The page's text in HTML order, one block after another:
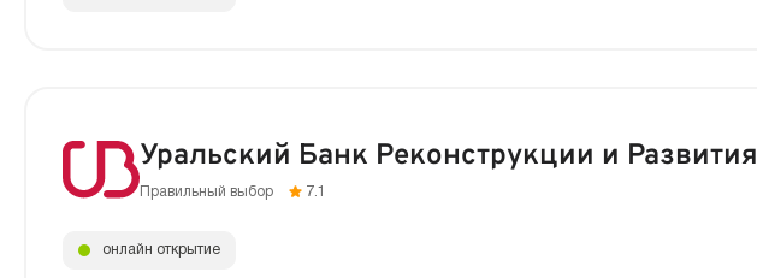
Уральский Банк Реконструкции и Развития
Правильный выбор 7.1
онлайн открытие